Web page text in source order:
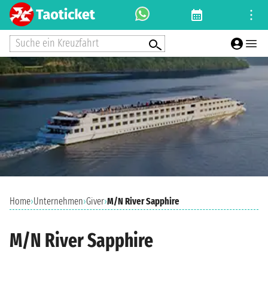
Suche ein Kreuzfahrt
Home›Unternehmen›Giver›M/N River Sapphire
M/N River Sapphire